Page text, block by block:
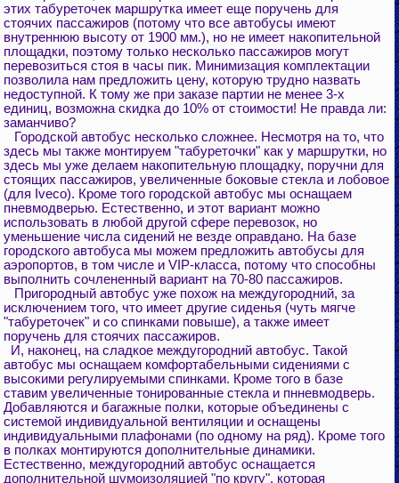
этих табуреточек маршрутка имеет еще поручень для
стоячих пассажиров (потому что все автобусы имеют
внутреннюю высоту от 1900 мм.), но не имеет накопительной
площадки, поэтому только несколько пассажиров могут
перевозиться стоя в часы пик. Минимизация комплектации
позволила нам предложить цену, которую трудно назвать
недоступной. К тому же при заказе партии не менее 3-х
единиц, возможна скидка до 10% от стоимости! Не правда ли:
заманчиво?
Городской автобус несколько сложнее. Несмотря на то, что
здесь мы также монтируем "табуреточки" как у маршрутки, но
здесь мы уже делаем накопительную площадку, поручни для
стоящих пассажиров, увеличенные боковые стекла и лобовое
(для Iveco). Кроме того городской автобус мы оснащаем
пневмодверью. Естественно, и этот вариант можно
использовать в любой другой сфере перевозок, но
уменьшение числа сидений не везде оправдано. На базе
городского автобуса мы можем предложить автобусы для
аэропортов, в том числе и VIP-класса, потому что способны
выполнить сочлененный вариант на 70-80 пассажиров.
Пригородный автобус уже похож на междугородний, за
исключением того, что имеет другие сиденья (чуть мягче
"табуреточек" и со спинками повыше), а также имеет
поручень для стоячих пассажиров.
И, наконец, на сладкое междугородний автобус. Такой
автобус мы оснащаем комфортабельными сидениями с
высокими регулируемыми спинками. Кроме того в базе
ставим увеличенные тонированные стекла и пнневмодверь.
Добавляются и багажные полки, которые объединены с
системой индивидуальной вентиляции и оснащены
индивидуальными плафонами (по одному на ряд). Кроме того
в полках монтируются дополнительные динамики.
Естественно, междугородний автобус оснащается
дополнительной шумоизоляцией "по кругу", которая